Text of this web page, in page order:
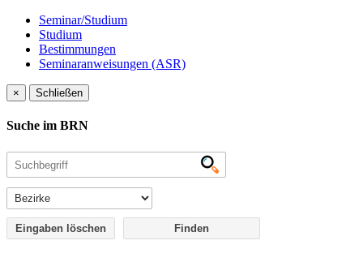
Seminar/Studium
Studium
Bestimmungen
Seminaranweisungen (ASR)
× Schließen
Suche im BRN
Eingaben löschen